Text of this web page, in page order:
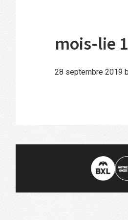
mois-lie
28 septembre 2019